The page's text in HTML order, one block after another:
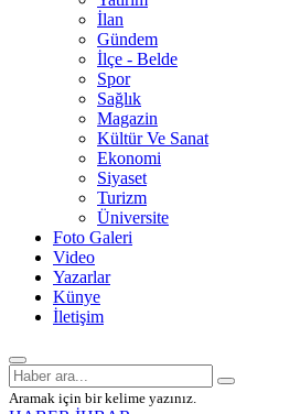
İlan
Gündem
İlçe - Belde
Spor
Sağlık
Magazin
Kültür Ve Sanat
Ekonomi
Siyaset
Turizm
Üniversite
Foto Galeri
Video
Yazarlar
Künye
İletişim
Aramak için bir kelime yazınız.